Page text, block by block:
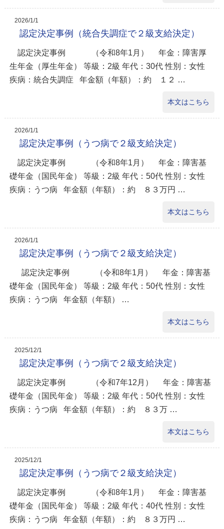
2026/1/1
認定決定事例（統合失調症で２級支給決定）
認定決定事例 （令和8年1月） 年金：障害厚
生年金（厚生年金） 等級：2級 年代：30代 性別：女性
疾病：統合失調症 年金額（年額）：約 １２ …
本文はこちら
2026/1/1
認定決定事例（うつ病で２級支給決定）
認定決定事例 （令和8年1月） 年金：障害基
礎年金（国民年金） 等級：2級 年代：50代 性別：女性
疾病：うつ病 年金額（年額）：約 ８３万円 …
本文はこちら
2026/1/1
認定決定事例（うつ病で２級支給決定）
認定決定事例 （令和8年1月） 年金：障害基
礎年金（国民年金） 等級：2級 年代：50代 性別：女性
疾病：うつ病 年金額（年額） …
本文はこちら
2025/12/1
認定決定事例（うつ病で２級支給決定）
認定決定事例 （令和7年12月） 年金：障害基
礎年金（国民年金） 等級：2級 年代：50代 性別：女性
疾病：うつ病 年金額（年額）：約 ８３万 …
本文はこちら
2025/12/1
認定決定事例（うつ病で２級支給決定）
認定決定事例 （令和8年1月） 年金：障害基
礎年金（国民年金） 等級：2級 年代：40代 性別：女性
疾病：うつ病 年金額（年額）：約 ８３万円 …